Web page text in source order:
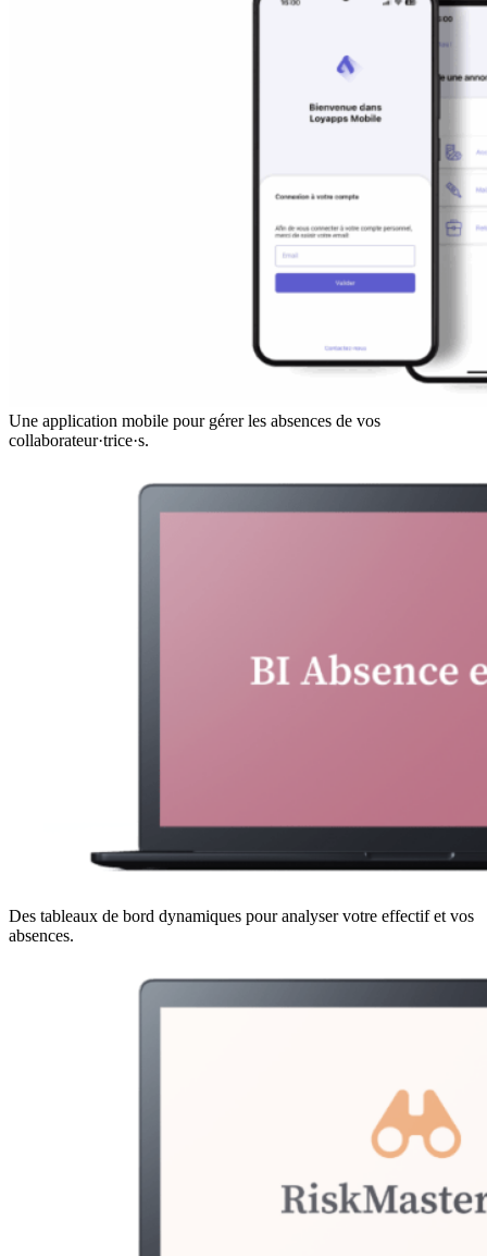
Une application mobile pour gérer les absences de vos
collaborateur·trice·s.
Des tableaux de bord dynamiques pour analyser votre effectif et vos
absences.